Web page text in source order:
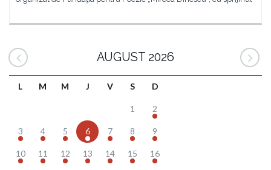
AUGUST 2026
L M M J V S D
1 2
3 4 5 6 7 8 9
10 11 12 13 14 15 16